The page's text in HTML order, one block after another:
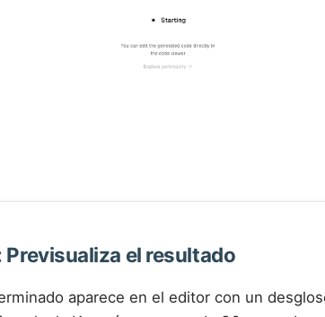
Previsualiza el resultado
aparece en el editor con un